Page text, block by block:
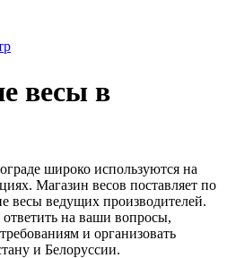
весы в
широко используются на
Магазин весов поставляет по
весы ведущих производителей.
на ваши вопросы,
и организовать
и Белоруссии.